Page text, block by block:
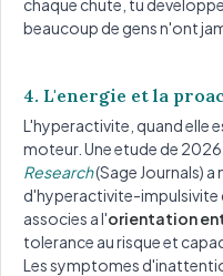
chaque chute, tu
beaucoup de gens n'ont
4. L'energie et la
L'hyperactivite, quand elle
moteur. Une etude de 2026
Research(Sage Journals)
d'hyperactivite-impulsivite
associes a l'orientation
tolerance au risque et
Les symptomes